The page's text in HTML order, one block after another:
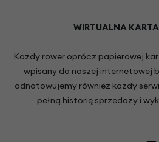
WIRTUALNA KARTA
Każdy rower oprócz papierowej
wpisany do naszej internetowej
odnotowujemy również każdy
pełną historię sprzedaży i